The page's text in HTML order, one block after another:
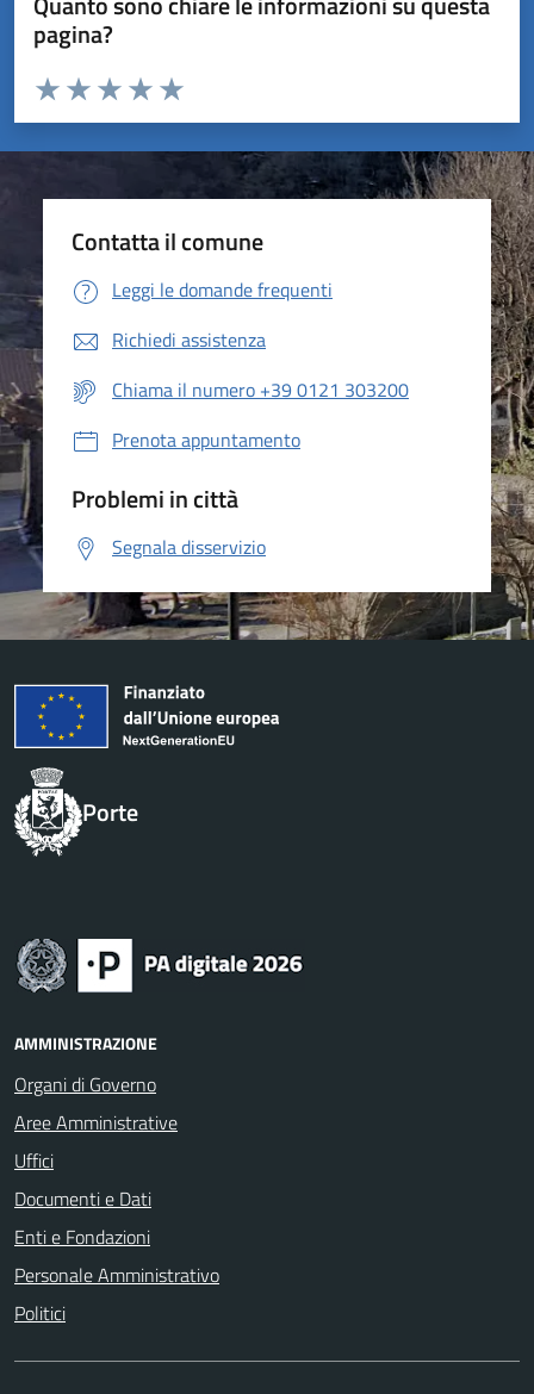
pagina?
Valuta da 1 a 5 stelle la pagina
Valuta 5 stelle su 5
Valuta 4 stelle su 5
Valuta 3 stelle su 5
Valuta 2 stelle su 5
Valuta 1 stelle su 5
Contatta il comune
Leggi le domande frequenti
Richiedi assistenza
Chiama il numero +39 0121 303200
Prenota appuntamento
Problemi in città
Segnala disservizio
Porte
AMMINISTRAZIONE
Organi di Governo
Aree Amministrative
Uffici
Documenti e Dati
Enti e Fondazioni
Personale Amministrativo
Politici